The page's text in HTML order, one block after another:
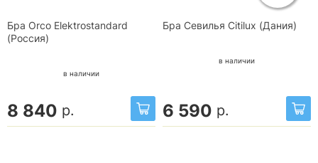
Бра Orco Elektrostandard
(Россия)
в наличии
8 840 р.
Бра Севилья Citilux (Дания)
в наличии
6 590 р.